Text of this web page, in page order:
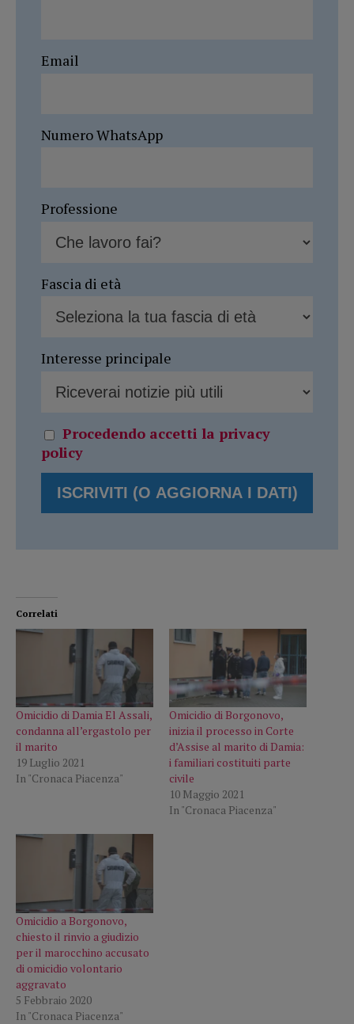
Email
Numero WhatsApp
Professione
Fascia di età
Interesse principale
Procedendo accetti la privacy
policy
Correlati
Omicidio di Damia El Assali,
condanna all’ergastolo per
il marito
19 Luglio 2021
In "Cronaca Piacenza"
Omicidio di Borgonovo,
inizia il processo in Corte
d’Assise al marito di Damia:
i familiari costituiti parte
civile
10 Maggio 2021
In "Cronaca Piacenza"
Omicidio a Borgonovo,
chiesto il rinvio a giudizio
per il marocchino accusato
di omicidio volontario
aggravato
5 Febbraio 2020
In "Cronaca Piacenza"